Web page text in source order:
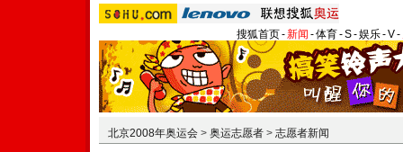
搜狐首页-新闻 -体育-S-娱乐-V-
北京2008年奥运会 > 奥运志愿者 > 志愿者新闻